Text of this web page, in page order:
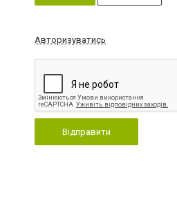
Авторизуватись
Відправити